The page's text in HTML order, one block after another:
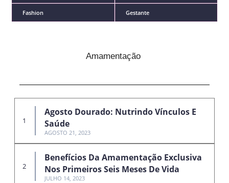
Fashion Gestante
Amamentação
Agosto Dourado: Nutrindo Vínculos E
Saúde
AGOSTO 21, 2023
Benefícios Da Amamentação Exclusiva
Nos Primeiros Seis Meses De Vida
JULHO 14, 2023